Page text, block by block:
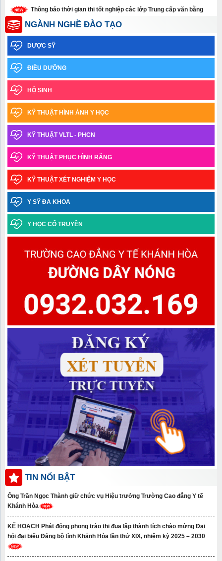
Thông báo thời gian thi tốt nghiệp các lớp Trung cấp văn bằng
năm 2026
Thông báo xét tuyển thẳng trình độ cao đẳng, trung cấp năm 2026
Thông báo về việc học sinh sinh viên chưa tham gia Bảo hiểm y
tế năm học 2025-2026
Thông báo Kết quả xét tốt nghiệp và xếp loại tốt nghiệp – Đợt
tháng 03.2026
Thông báo về việc nhận giấy chứng nhận tốt nghiệp tạm thời và
bảng điểm toàn khóa_TCVB2 Khóa học 2023-2025
Thông báo thời gian tiếp nhận thí sinh trúng tuyển đợt 1 năm
2025 làm thủ tục nhập học ngành Y học cổ truyền trình độ trung cấp văn
bằng 2
truyền trình độ Trung cấp văn bằng 2
Thông báo điểm chuẩn trúng tuyển đợt 1 năm 2025 ngành Y học
cổ truyền Trình độ trung cấp văn bằng 2
Danh sách học sinh được công nhận tốt nghiệp các lớp Trung
cấp văn bằng 2 Khóa học 2022-2024, Khóa học 2023-2025
NGÀNH NGHỀ ĐÀO TẠO
DƯỢC SỸ
ĐIỀU DƯỠNG
HỘ SINH
KỸ THUẬT HÌNH ẢNH Y HỌC
KỸ THUẬT VLTL - PHCN
KỸ THUẬT PHỤC HÌNH RĂNG
KỸ THUẬT XÉT NGHIỆM Y HỌC
Y SỸ ĐA KHOA
Y HỌC CỔ TRUYỀN
TIN NỔI BẬT
Ông Trần Ngọc Thành giữ chức vụ Hiệu trưởng Trường Cao đẳng Y tế
Khánh Hòa
KẾ HOẠCH Phát động phong trào thi đua lập thành tích chào mừng Đại
hội đại biểu Đảng bộ tỉnh Khánh Hòa lần thứ XIX, nhiệm kỳ 2025 – 2030